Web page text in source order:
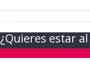
¿Quieres estar